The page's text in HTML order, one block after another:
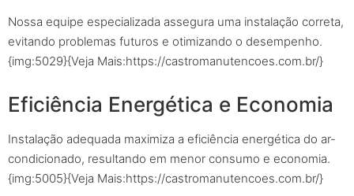
Nossa equipe especializada assegura uma instalação correta,
evitando problemas futuros e otimizando o desempenho.
{img:5029}{Veja Mais:https://castromanutencoes.com.br/}
Eficiência Energética e Economia
Instalação adequada maximiza a eficiência energética do ar-
condicionado, resultando em menor consumo e economia.
{img:5005}{Veja Mais:https://castromanutencoes.com.br/}